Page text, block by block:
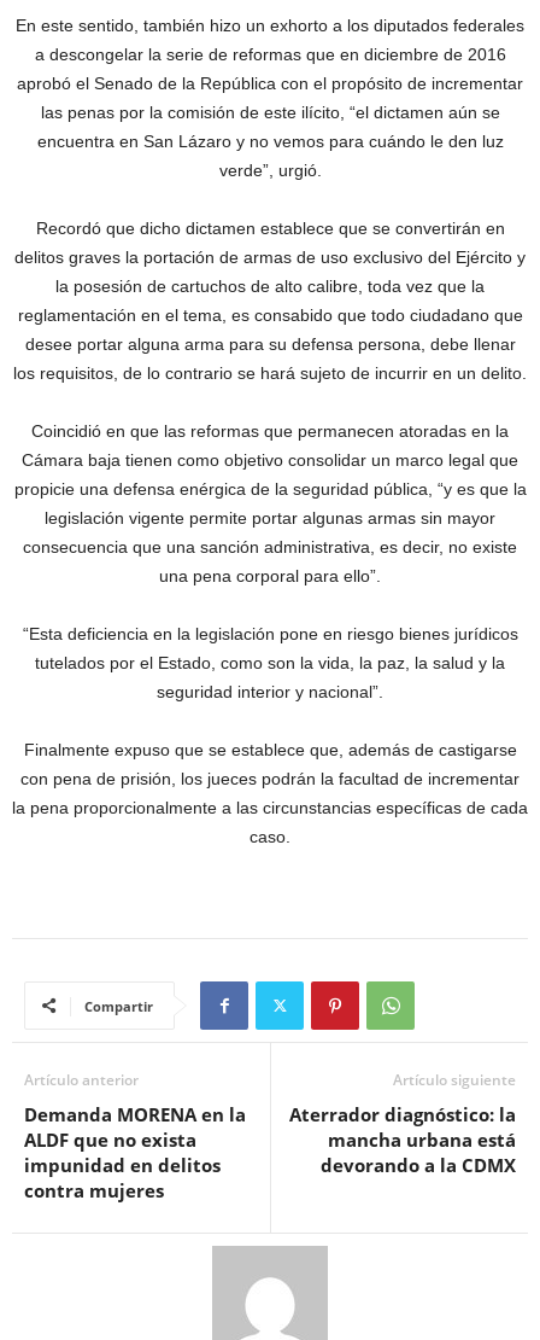
En este sentido, también hizo un exhorto a los diputados federales
a descongelar la serie de reformas que en diciembre de 2016
aprobó el Senado de la República con el propósito de incrementar
las penas por la comisión de este ilícito, “el dictamen aún se
encuentra en San Lázaro y no vemos para cuándo le den luz
verde”, urgió.
Recordó que dicho dictamen establece que se convertirán en
delitos graves la portación de armas de uso exclusivo del Ejército y
la posesión de cartuchos de alto calibre, toda vez que la
reglamentación en el tema, es consabido que todo ciudadano que
desee portar alguna arma para su defensa persona, debe llenar
los requisitos, de lo contrario se hará sujeto de incurrir en un delito.
Coincidió en que las reformas que permanecen atoradas en la
Cámara baja tienen como objetivo consolidar un marco legal que
propicie una defensa enérgica de la seguridad pública, “y es que la
legislación vigente permite portar algunas armas sin mayor
consecuencia que una sanción administrativa, es decir, no existe
una pena corporal para ello”.
“Esta deficiencia en la legislación pone en riesgo bienes jurídicos
tutelados por el Estado, como son la vida, la paz, la salud y la
seguridad interior y nacional”.
Finalmente expuso que se establece que, además de castigarse
con pena de prisión, los jueces podrán la facultad de incrementar
la pena proporcionalmente a las circunstancias específicas de cada
caso.
Compartir
Artículo anterior
Demanda MORENA en la
ALDF que no exista
impunidad en delitos
contra mujeres
Artículo siguiente
Aterrador diagnóstico: la
mancha urbana está
devorando a la CDMX